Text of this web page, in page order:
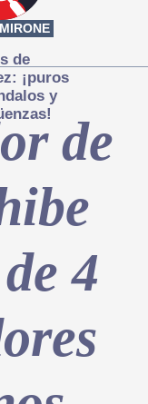
de
¡puros
y
de
4